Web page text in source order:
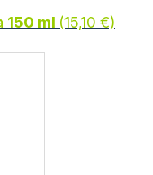
150 ml (15,10 €)